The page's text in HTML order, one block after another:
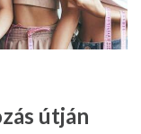
útján